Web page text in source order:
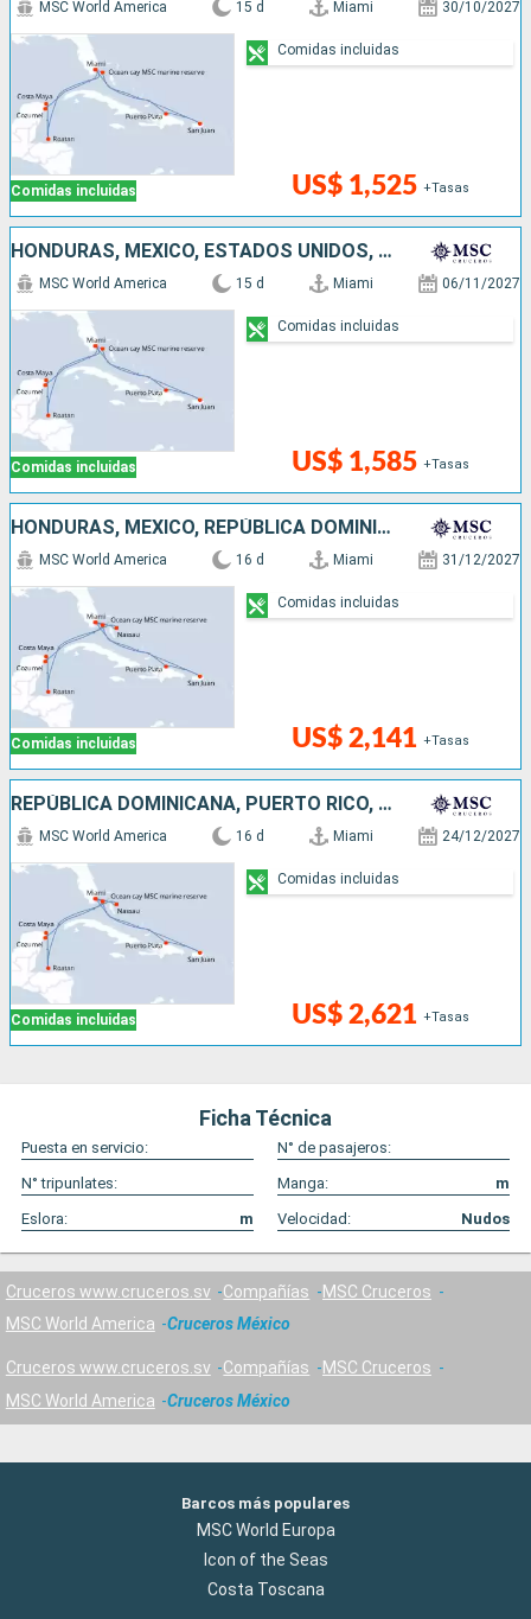
Comidas incluidas
MSC World America 15 d Miami 30/10/2027
US$ 1,525 +Tasas
Comidas incluidas
HONDURAS, MÉXICO, ESTADOS UNIDOS, REPÚBLICA DOMINICANA, PUERTO RICO, BAHAMAS
Comidas incluidas
MSC World America 15 d Miami 06/11/2027
US$ 1,585 +Tasas
Comidas incluidas
HONDURAS, MÉXICO, REPÚBLICA DOMINICANA, PUERTO RICO, BAHAMAS, ESTADOS UNIDOS
Comidas incluidas
MSC World America 16 d Miami 31/12/2027
US$ 2,141 +Tasas
Comidas incluidas
REPÚBLICA DOMINICANA, PUERTO RICO, BAHAMAS, HONDURAS, MÉXICO, ESTADOS UNIDOS
Comidas incluidas
MSC World America 16 d Miami 24/12/2027
US$ 2,621 +Tasas
Comidas incluidas
Ficha Técnica
Puesta en servicio:
N° de pasajeros:
N° tripunlates:
Manga:
m
Eslora:
m Velocidad: Nudos
Cruceros www.cruceros.sv Compañías
MSC Cruceros
MSC World America
Cruceros México
Cruceros www.cruceros.sv Compañías
MSC Cruceros
MSC World America
Cruceros México
Barcos más populares
MSC World Europa
Icon of the Seas
Costa Toscana